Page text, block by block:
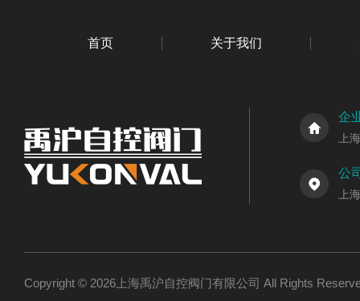
首页 关于我们
企
上
公
上
Copyright © 2026上海禹沪自控阀门有限公司 All Rights